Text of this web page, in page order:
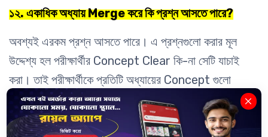
১২. একাধিক অধ্যায় Merge করে কি প্রশ্ন আসতে পারে?
অবশ্যই এরকম প্রশ্ন আসতে পারে। এ প্রশ্নগুলো করার মূল
উদ্দেশ্য হল পরীক্ষার্থীর Concept Clear কি-না সেটি যাচাই
করা। তাই পরীক্ষার্থীকে প্রতিটি অধ্যায়ের Concept গুলো
স্পষ্টভাবে বোঝার চেষ্টা করতে হবে।
১৩.Eleventh hour (পরীক্ষার আগমুহূর্তে) কীভাবে